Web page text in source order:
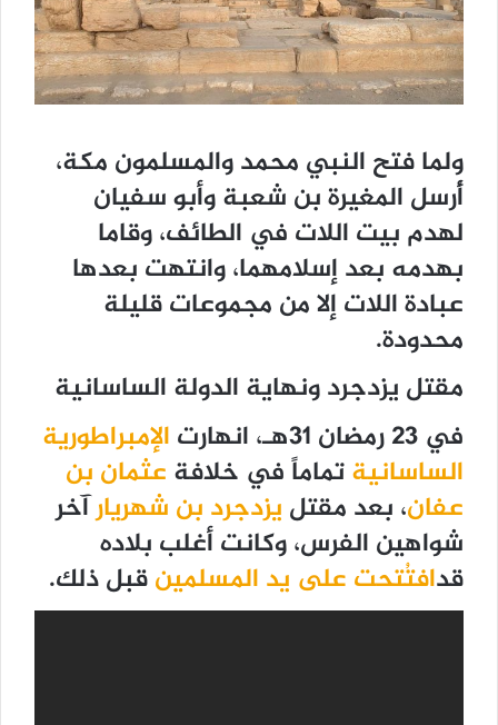
ولما فتح النبي محمد والمسلمون مكة،
أُرسل المغيرة بن شعبة وأبو سفيان
لهدم بيت اللات في الطائف، وقاما
بهدمه بعد إسلامهما، وانتهت بعدها
عبادة اللات إلا من مجموعات قليلة
محدودة.
مقتل يزدجرد ونهاية الدولة الساسانية
في 23 رمضان 31هـ، انهارت
الإمبراطورية
الساسانيةتماماً في خلافة عثمان بن
عفان، بعد مقتل يزدجرد بن شهريارآخر
شواهين الفرس، وكانت أغلب بلاده
قدافتُتحت على يد المسلمينقبل ذلك.